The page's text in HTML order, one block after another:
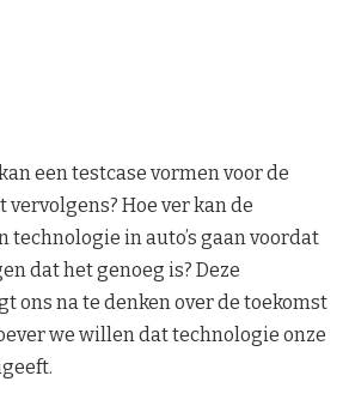
een testcase vormen voor de
Hoe ver kan de
in auto’s gaan voordat
dat het genoeg is? Deze
ons na te denken over de toekomst
we willen dat technologie onze